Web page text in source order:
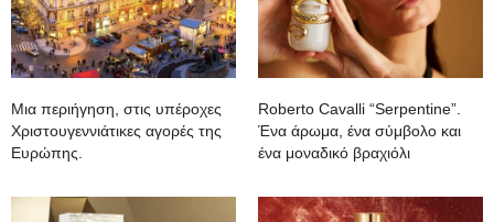
Mια περιήγηση, στις υπέροχες
Χριστουγεννιάτικες αγορές της
Ευρώπης.
Roberto Cavalli “Serpentine”.
Ένα άρωμα, ένα σύμβολο και
ένα μοναδικό βραχιόλι